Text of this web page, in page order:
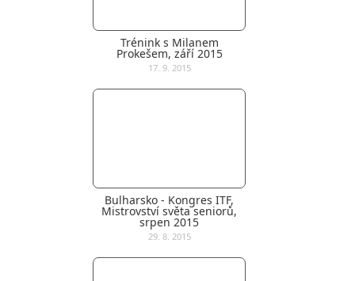
Trénink s Milanem
Prokešem, září 2015
17. 9. 2015
Bulharsko - Kongres ITF,
Mistrovství světa seniorů,
srpen 2015
29. 8. 2015